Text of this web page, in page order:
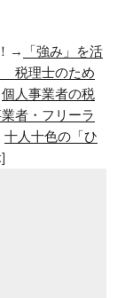
→
「強み」を活
税理士のため
個人事業者の税
者・フリーラ
十人十色の「ひ